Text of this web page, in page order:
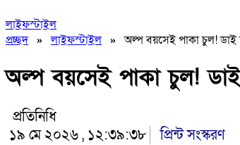
লাইফস্টাইল
প্রচ্ছদ»লাইফস্টাইল »অল্প বয়সেই পাকা চুল! ডাই
অল্প বয়সেই পাকা চুল! ডাই
প্রতিনিধি
১৯ মে ২০২৬ , ১২:৩৯:৩৮
প্রিন্ট সংস্করণ